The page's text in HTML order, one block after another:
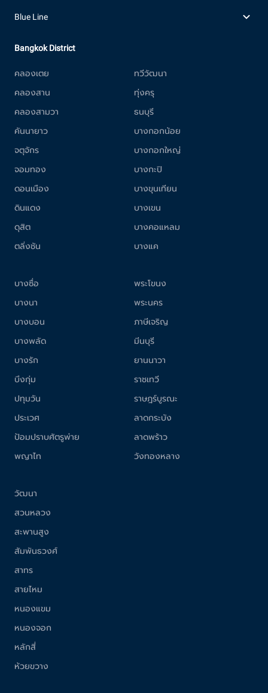
Blue Line
Bangkok District
คลองเตย
คลองสาน
คลองสามวา
คันนายาว
จตุจักร
จอมทอง
ดอนเมือง
ดินแดง
ดุสิต
ตลิ่งชัน
ทวีวัฒนา
ทุ่งครุ
ธนบุรี
บางกอกน้อย
บางกอกใหญ่
บางกะปิ
บางขุนเทียน
บางเขน
บางคอแหลม
บางแค
บางซื่อ
บางนา
บางบอน
บางพลัด
บางรัก
บึงกุ่ม
ปทุมวัน
ประเวศ
ป้อมปราบศัตรูพ่าย
พญาไท
พระโขนง
พระนคร
ภาษีเจริญ
มีนบุรี
ยานนาวา
ราชเทวี
ราษฎร์บูรณะ
ลาดกระบัง
ลาดพร้าว
วังทองหลาง
วัฒนา
สวนหลวง
สะพานสูง
สัมพันธวงศ์
สาทร
สายไหม
หนองแขม
หนองจอก
หลักสี่
ห้วยขวาง